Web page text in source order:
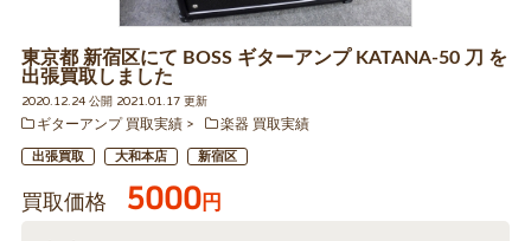
東京都 新宿区にて BOSS ギターアンプ KATANA-50 刀 を
出張買取しました
2020.12.24 公開 2021.01.17 更新
ギターアンプ 買取実績
楽器 買取実績
出張買取 大和本店 新宿区
買取価格 5000円